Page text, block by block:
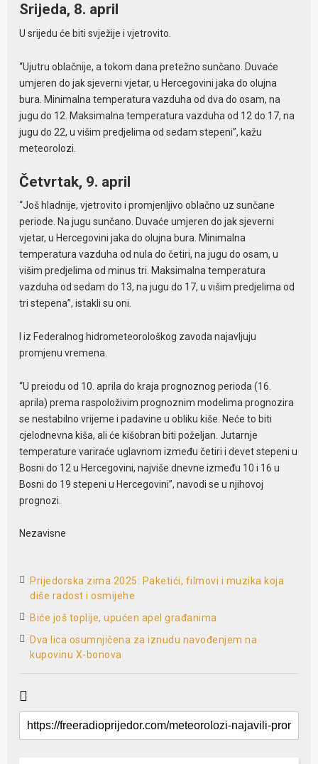
Srijeda, 8. april
U srijedu će biti svježije i vjetrovito.
“Ujutru oblačnije, a tokom dana pretežno sunčano. Duvaće
umjeren do jak sjeverni vjetar, u Hercegovini jaka do olujna
bura. Minimalna temperatura vazduha od dva do osam, na
jugu do 12. Maksimalna temperatura vazduha od 12 do 17, na
jugu do 22, u višim predjelima od sedam stepeni”, kažu
meteorolozi.
Četvrtak, 9. april
“Još hladnije, vjetrovito i promjenljivo oblačno uz sunčane
periode. Na jugu sunčano. Duvaće umjeren do jak sjeverni
vjetar, u Hercegovini jaka do olujna bura. Minimalna
temperatura vazduha od nula do četiri, na jugu do osam, u
višim predjelima od minus tri. Maksimalna temperatura
vazduha od sedam do 13, na jugu do 17, u višim predjelima od
tri stepena”, istakli su oni.
I iz Federalnog hidrometeorološkog zavoda najavljuju
promjenu vremena.
“U preiodu od 10. aprila do kraja prognoznog perioda (16.
aprila) prema raspoloživim prognoznim modelima prognozira
se nestabilno vrijeme i padavine u obliku kiše. Neće to biti
cjelodnevna kiša, ali će kišobran biti poželjan. Jutarnje
temperature variraće uglavnom između četiri i devet stepeni u
Bosni do 12 u Hercegovini, najviše dnevne između 10 i 16 u
Bosni do 19 stepeni u Hercegovini”, navodi se u njihovoj
prognozi.
Nezavisne
Prijedorska zima 2025: Paketići, filmovi i muzika koja
diše radost i osmijehe
Biće još toplije, upućen apel građanima
Dva lica osumnjičena za iznudu navođenjem na
kupovinu X-bonova